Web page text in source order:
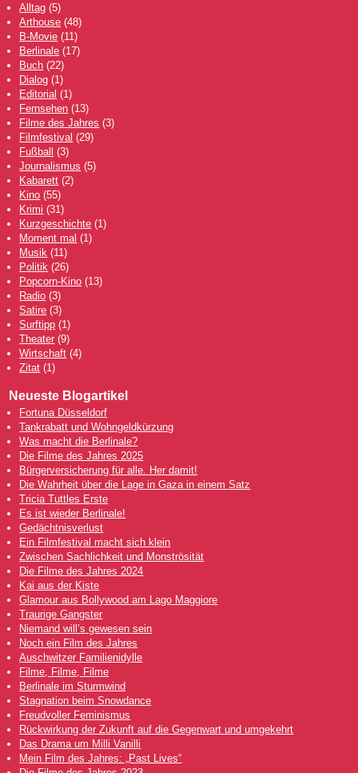
Alltag (5)
Arthouse (48)
B-Movie (11)
Berlinale (17)
Buch (22)
Dialog (1)
Editorial (1)
Fernsehen (13)
Filme des Jahres (3)
Filmfestival (29)
Fußball (3)
Journalismus (5)
Kabarett (2)
Kino (55)
Krimi (31)
Kurzgeschichte (1)
Moment mal (1)
Musik (11)
Politik (26)
Popcorn-Kino (13)
Radio (3)
Satire (3)
Surftipp (1)
Theater (9)
Wirtschaft (4)
Zitat (1)
Neueste Blogartikel
Fortuna Düsseldorf
Tankrabatt und Wohngeldkürzung
Was macht die Berlinale?
Die Filme des Jahres 2025
Bürgerversicherung für alle. Her damit!
Die Wahrheit über die Lage in Gaza in einem Satz
Tricia Tuttles Erste
Es ist wieder Berlinale!
Gedächtnisverlust
Ein Filmfestival macht sich klein
Zwischen Sachlichkeit und Monströsität
Die Filme des Jahres 2024
Kai aus der Kiste
Glamour aus Bollywood am Lago Maggiore
Traurige Gangster
Niemand will’s gewesen sein
Noch ein Film des Jahres
Auschwitzer Familienidylle
Filme, Filme, Filme
Berlinale im Sturmwind
Stagnation beim Snowdance
Freudvoller Feminismus
Rückwirkung der Zukunft auf die Gegenwart und umgekehrt
Das Drama um Milli Vanilli
Mein Film des Jahres: „Past Lives“